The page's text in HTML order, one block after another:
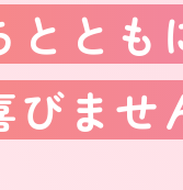
ととも
ませ